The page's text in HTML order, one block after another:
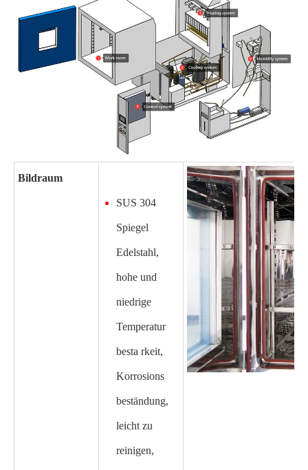
Bildraum
SUS 304
Spiegel
Edelstahl,
hohe und
niedrige
Temperatur
besta rkeit,
Korrosions
beständung,
leicht zu
reinigen,